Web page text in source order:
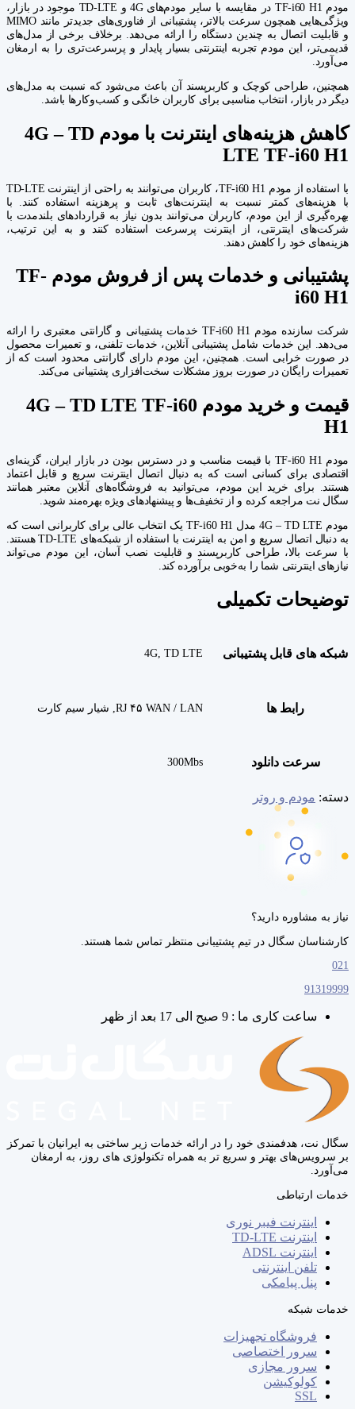
مودم TF-i60 H1 در مقایسه با سایر مودم‌های 4G و TD-LTE موجود در بازار،
ویژگی‌هایی همچون سرعت بالاتر، پشتیبانی از فناوری‌های جدیدتر مانند MIMO
و قابلیت اتصال به چندین دستگاه را ارائه می‌دهد. برخلاف برخی از مدل‌های
قدیمی‌تر، این مودم تجربه اینترنتی بسیار پایدار و پرسرعت‌تری را به ارمغان
می‌آورد.
همچنین، طراحی کوچک و کاربرپسند آن باعث می‌شود که نسبت به مدل‌های
دیگر در بازار، انتخاب مناسبی برای کاربران خانگی و کسب‌وکارها باشد.
کاهش هزینه‌های اینترنت با مودم 4G – TD
LTE TF-i60 H1
با استفاده از مودم TF-i60 H1، کاربران می‌توانند به راحتی از اینترنت TD-LTE
با هزینه‌های کمتر نسبت به اینترنت‌های ثابت و پرهزینه استفاده کنند. با
بهره‌گیری از این مودم، کاربران می‌توانند بدون نیاز به قراردادهای بلندمدت با
شرکت‌های اینترنتی، از اینترنت پرسرعت استفاده کنند و به این ترتیب،
هزینه‌های خود را کاهش دهند.
پشتیبانی و خدمات پس از فروش مودم TF-
i60 H1
شرکت سازنده مودم TF-i60 H1 خدمات پشتیبانی و گارانتی معتبری را ارائه
می‌دهد. این خدمات شامل پشتیبانی آنلاین، خدمات تلفنی، و تعمیرات محصول
در صورت خرابی است. همچنین، این مودم دارای گارانتی محدود است که از
تعمیرات رایگان در صورت بروز مشکلات سخت‌افزاری پشتیبانی می‌کند.
قیمت و خرید مودم 4G – TD LTE TF-i60
H1
مودم TF-i60 H1 با قیمت مناسب و در دسترس بودن در بازار ایران، گزینه‌ای
اقتصادی برای کسانی است که به دنبال اتصال اینترنت سریع و قابل اعتماد
هستند. برای خرید این مودم، می‌توانید به فروشگاه‌های آنلاین معتبر همانند
سگال نت مراجعه کرده و از تخفیف‌ها و پیشنهادهای ویژه بهره‌مند شوید.
مودم 4G – TD LTE مدل TF-i60 H1 یک انتخاب عالی برای کاربرانی است که
به دنبال اتصال سریع و امن به اینترنت با استفاده از شبکه‌های TD-LTE هستند.
با سرعت بالا، طراحی کاربرپسند و قابلیت نصب آسان، این مودم می‌تواند
نیازهای اینترنتی شما را به‌خوبی برآورده کند.
توضیحات تکمیلی
شبکه‌ های قابل پشتیبانی 4G, TD LTE
رابط‌ ها RJ ۴۵ WAN / LAN, شیار سیم کارت
سرعت دانلود 300Mbs
دسته: مودم و روتر
نیاز به مشاوره دارید؟
کارشناسان سگال در تیم پشتیبانی منتظر تماس شما هستند.
021
91319999
ساعت کاری ما : 9 صبح الی 17 بعد از ظهر
سگال‌ نت، هدفمندی خود را در ارائه خدمات زیر ساختی به ایرانیان با تمرکز
بر سرویس‌های بهتر و سریع‌ تر به همراه تکنولوژی‌ های روز، به ارمغان
می‌آورد.
خدمات ارتباطی
اینترنت فیبر نوری
اینترنت TD-LTE
اینترنت ADSL
تلفن اینترنتی
پنل پیامکی
خدمات شبکه
فروشگاه تجهیزات
سرور اختصاصی
سرور مجازی
کولوکیشن
SSL